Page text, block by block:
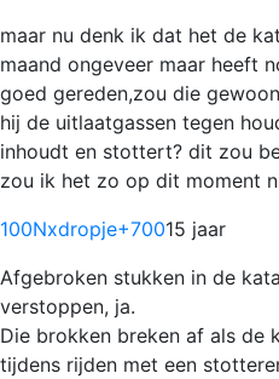
maar nu denk ik dat het de
maand ongeveer maar heeft
goed gereden,zou die
hij de uitlaatgassen tegen
inhoudt en stottert? dit zou
zou ik het zo op dit moment
100Nxdropje+70015 jaar
Afgebroken stukken in de
verstoppen, ja.
Die brokken breken af als de
tijdens rijden met een